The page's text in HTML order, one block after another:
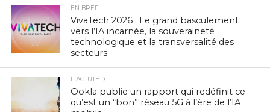
EN BREF
VivaTech 2026 : Le grand basculement
vers l’IA incarnée, la souveraineté
technologique et la transversalité des
secteurs
L'ACTUTHD
Ookla publie un rapport qui redéfinit ce
qu’est un “bon” réseau 5G à l’ère de l’IA